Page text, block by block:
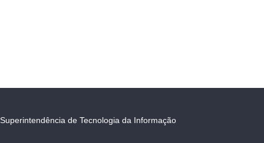
Superintendência de Tecnologia da Informação